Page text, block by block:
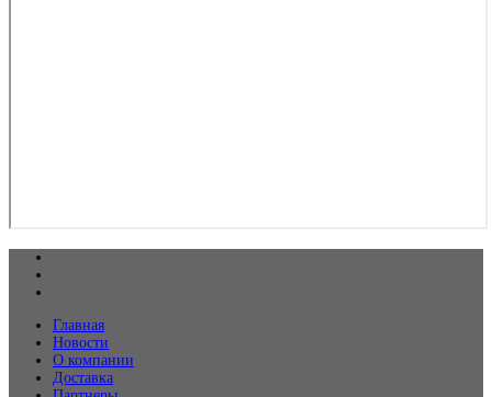
Главная
Новости
О компании
Доставка